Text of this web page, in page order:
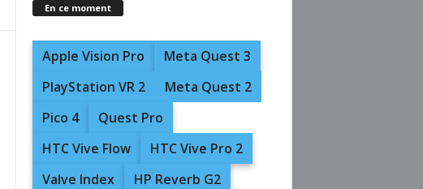
En ce moment
Apple Vision Pro
Meta Quest 3
PlayStation VR 2
Meta Quest 2
Pico 4
Quest Pro
HTC Vive Flow
HTC Vive Pro 2
Valve Index
HP Reverb G2